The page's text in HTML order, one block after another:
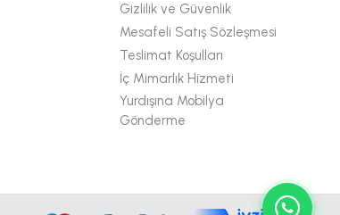
Gizlilik ve Güvenlik
Mesafeli Satış Sözleşmesi
Teslimat Koşulları
İç Mimarlık Hizmeti
Yurdışına Mobilya
Gönderme